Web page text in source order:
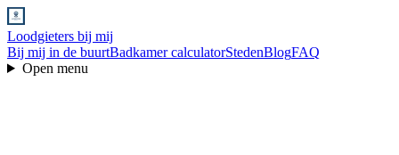
Loodgieters bij mij
Bij mij in de buurtBadkamer calculatorStedenBlogFAQ
Open menu